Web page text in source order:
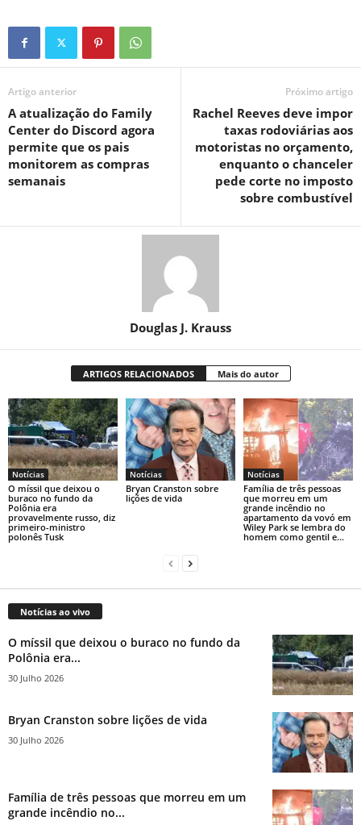
Artigo anterior
A atualização do Family
Center do Discord agora
permite que os pais
monitorem as compras
semanais
Próximo artigo
Rachel Reeves deve impor
taxas rodoviárias aos
motoristas no orçamento,
enquanto o chanceler
pede corte no imposto
sobre combustível
Douglas J. Krauss
ARTIGOS RELACIONADOS Mais do autor
Notícias
O míssil que deixou o
buraco no fundo da
Polônia era
provavelmente russo, diz
primeiro-ministro
polonês Tusk
Notícias
Bryan Cranston sobre
lições de vida
Notícias
Família de três pessoas
que morreu em um
grande incêndio no
apartamento da vovó em
Wiley Park se lembra do
homem como gentil e...
Notícias ao vivo
O míssil que deixou o buraco no fundo da
Polônia era...
30 Julho 2026
Bryan Cranston sobre lições de vida
30 Julho 2026
Família de três pessoas que morreu em um
grande incêndio no...